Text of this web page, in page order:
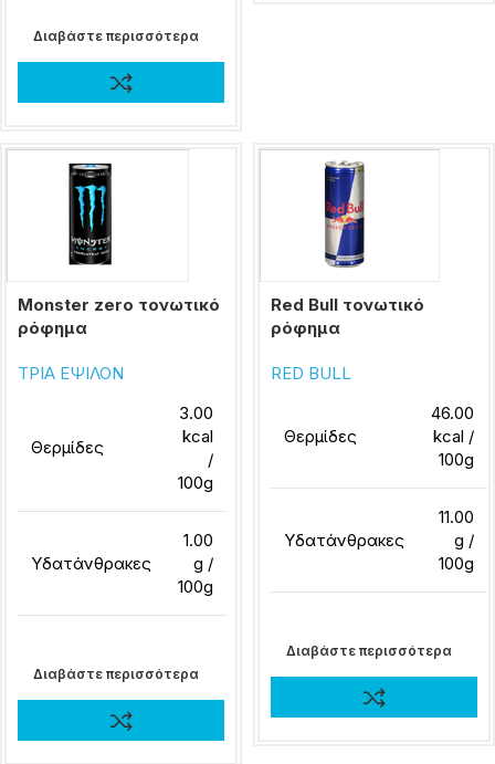
Διαβάστε περισσότερα
Monster zero τονωτικό
ρόφημα
ΤΡΙΑ ΕΨΙΛΟΝ
Θερμίδες
3.00
kcal
/
100g
Υδατάνθρακες
1.00
g /
100g
Διαβάστε περισσότερα
Red Bull τονωτικό
ρόφημα
RED BULL
Θερμίδες
46.00
kcal /
100g
Υδατάνθρακες
11.00
g /
100g
Διαβάστε περισσότερα